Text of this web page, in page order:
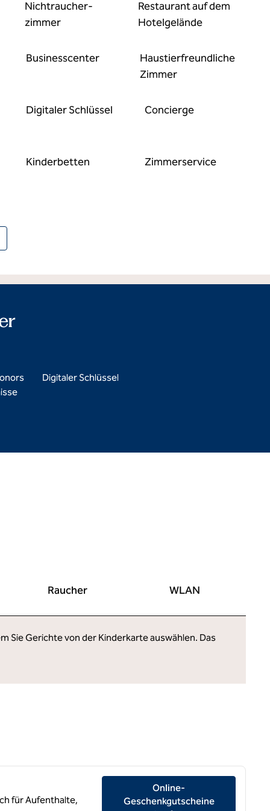
Nichtraucher­
zimmer
Restaurant auf dem
Hotelgelände
Business­center
Haustier­freundliche
Zimmer
Digitaler Schlüssel Concierge
Kinderbetten Zimmer­service
Digitaler Schlüssel
Raucher WLAN
Sie Gerichte von der Kinderkarte auswählen. Das
für Aufenthalte,
Online-
Geschenkgutscheine